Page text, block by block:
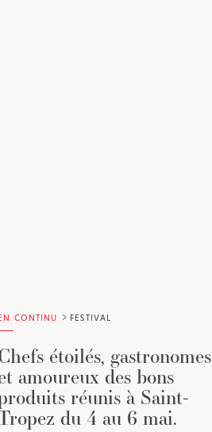
CONTINU FESTIVAL
étoilés, gastronomes
amoureux des bons
réunis à Saint-
du 4 au 6 mai.